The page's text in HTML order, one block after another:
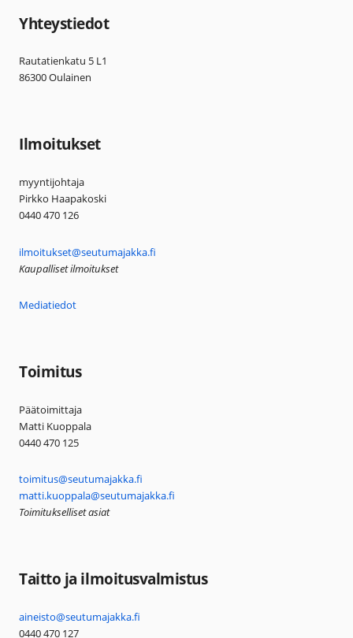
Yhteystiedot
Rautatienkatu 5 L1
86300 Oulainen
Ilmoitukset
myyntijohtaja
Pirkko Haapakoski
0440 470 126
ilmoitukset@seutumajakka.fi
Kaupalliset ilmoitukset
Mediatiedot
Toimitus
Päätoimittaja
Matti Kuoppala
0440 470 125
toimitus@seutumajakka.fi
matti.kuoppala@seutumajakka.fi
Toimitukselliset asiat
Taitto ja ilmoitusvalmistus
aineisto@seutumajakka.fi
0440 470 127